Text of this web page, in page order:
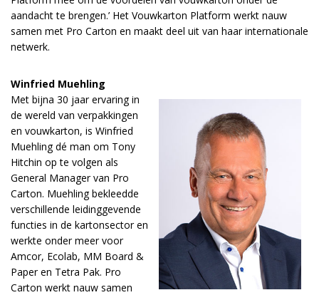
aandacht te brengen.’ Het Vouwkarton Platform werkt nauw
samen met Pro Carton en maakt deel uit van haar internationale
netwerk.
Winfried Muehling
Met bijna 30 jaar ervaring in
de wereld van verpakkingen
en vouwkarton, is Winfried
Muehling dé man om Tony
Hitchin op te volgen als
General Manager van Pro
Carton. Muehling bekleedde
verschillende leidinggevende
functies in de kartonsector en
werkte onder meer voor
Amcor, Ecolab, MM Board &
Paper en Tetra Pak. Pro
Carton werkt nauw samen